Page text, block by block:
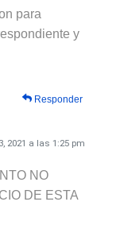
para
y
Responder
2021 a las 1:25 pm
NO
DE ESTA